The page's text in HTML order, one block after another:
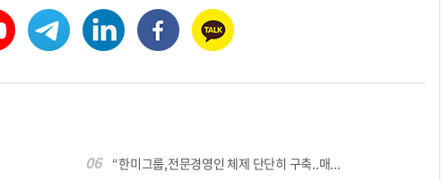
06 “한미그룹,전문경영인 체제 단단히 구축..매...